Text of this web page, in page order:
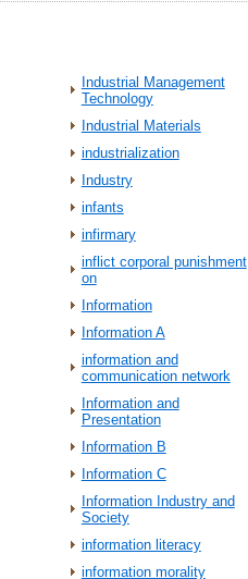
Industrial Management
Technology
Industrial Materials
industrialization
Industry
infants
infirmary
inflict corporal punishment
on
Information
Information A
information and
communication network
Information and
Presentation
Information B
Information C
Information Industry and
Society
information literacy
information morality